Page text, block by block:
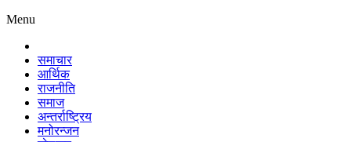
Menu
समाचार
आर्थिक
राजनीति
समाज
अन्तर्राष्ट्रिय
मनोरन्जन